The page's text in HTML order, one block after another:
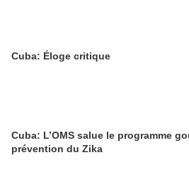
Cuba: Éloge critique
Cuba: L’OMS salue le programme
prévention du Zika